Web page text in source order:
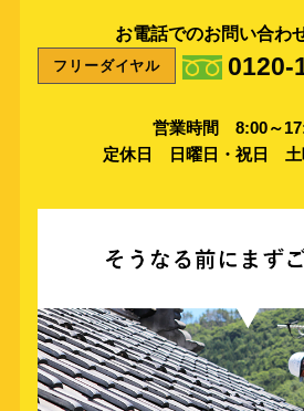
フリーダイヤル 0120-
お電話でのお問い合わ
営業時間 8:00～
定休日 日曜日・祝日 土